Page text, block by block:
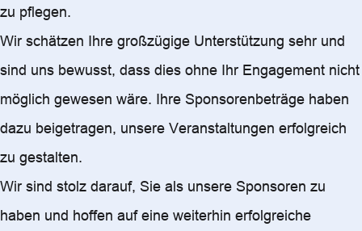
zu pflegen.
Wir schätzen Ihre großzügige Unterstützung sehr und
sind uns bewusst, dass dies ohne Ihr Engagement nicht
möglich gewesen wäre. Ihre Sponsorenbeträge haben
dazu beigetragen, unsere Veranstaltungen erfolgreich
zu gestalten.
Wir sind stolz darauf, Sie als unsere Sponsoren zu
haben und hoffen auf eine weiterhin erfolgreiche